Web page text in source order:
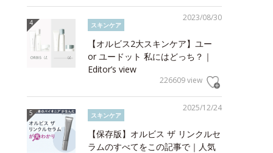
2023/08/30
スキンケア
【オルビス2大スキンケア】ユー
or ユードット 私にはどっち？｜
Editor’s view
226609 view
2025/12/24
スキンケア
【保存版】オルビス ザ リンクルセ
ラムのすべてをこの記事で｜人気